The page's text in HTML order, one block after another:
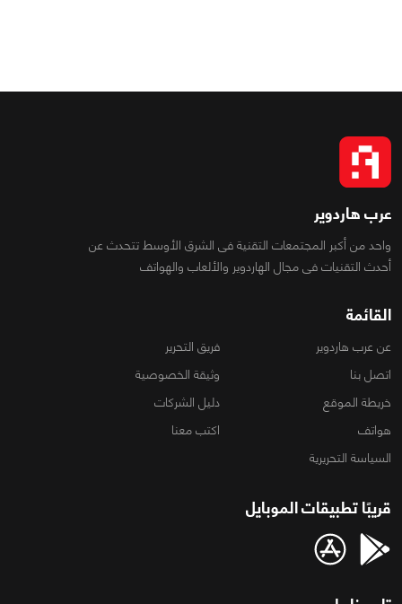
عرب هاردوير
واحد من أكبر المجتمعات التقنية فى الشرق الأوسط تتحدث عن
أحدث التقنيات فى مجال الهاردوير والألعاب والهواتف
القائمة
عن عرب هاردوير
فريق التحرير
اتصل بنا
وثيقة الخصوصية
خريطة الموقع
دليل الشركات
هواتف
اكتب معنا
السياسة التحريرية
قريبًا تطبيقات الموبايل